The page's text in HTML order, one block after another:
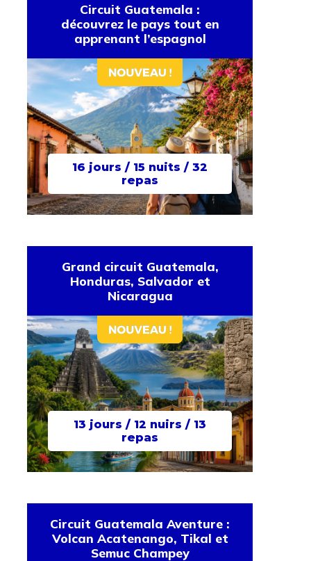
Circuit Guatemala :
découvrez le pays tout en
apprenant l’espagnol
16 jours / 15 nuits / 32
repas
Grand circuit Guatemala,
Honduras, Salvador et
Nicaragua
13 jours / 12 nuirs / 13
repas
Circuit Guatemala Aventure :
Volcan Acatenango, Tikal et
Semuc Champey